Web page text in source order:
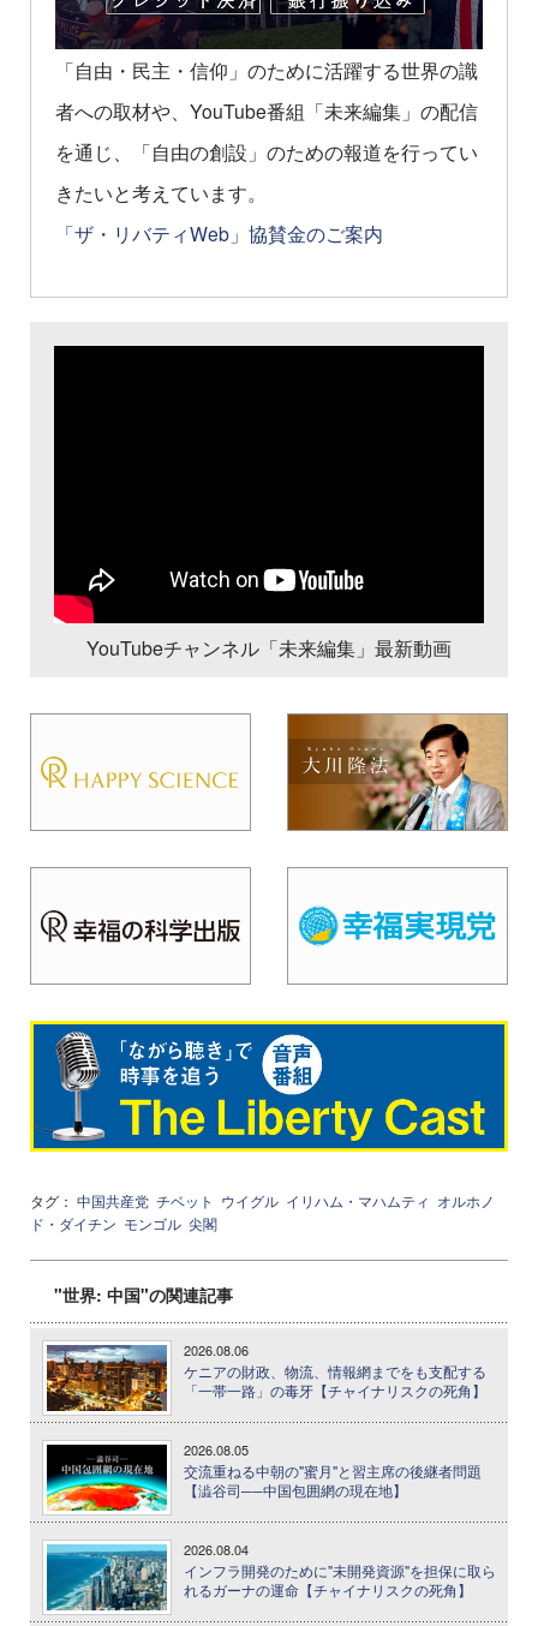
「自由・民主・信仰」のために活躍する世界の識
者への取材や、YouTube番組「未来編集」の配信
を通じ、「自由の創設」のための報道を行ってい
きたいと考えています。
「ザ・リバティWeb」協賛金のご案内
YouTubeチャンネル「未来編集」最新動画
タグ： 中国共産党 チベット ウイグル イリハム・マハムティ オルホノ
ド・ダイチン モンゴル 尖閣
"世界: 中国"の関連記事
2026.08.06
ケニアの財政、物流、情報網までをも支配する
「一帯一路」の毒牙【チャイナリスクの死角】
2026.08.05
交流重ねる中朝の"蜜月"と習主席の後継者問題
【澁谷司──中国包囲網の現在地】
2026.08.04
インフラ開発のために"未開発資源"を担保に取ら
れるガーナの運命【チャイナリスクの死角】